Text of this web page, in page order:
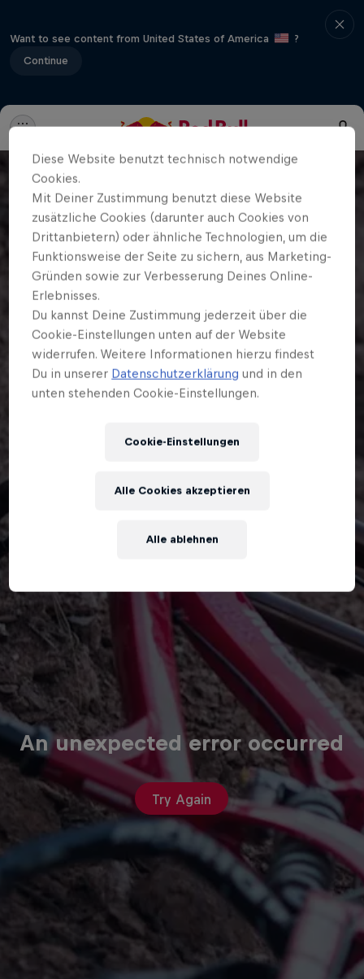
Want to see content from United States of America
?
Continue
An unexpected error occurred
Try Again
Diese Website benutzt technisch notwendige
Cookies.
Mit Deiner Zustimmung benutzt diese Website
zusätzliche Cookies (darunter auch Cookies von
Drittanbietern) oder ähnliche Technologien, um die
Funktionsweise der Seite zu sichern, aus Marketing-
Gründen sowie zur Verbesserung Deines Online-
Erlebnisses.
Du kannst Deine Zustimmung jederzeit über die
Cookie-Einstellungen unten auf der Website
widerrufen. Weitere Informationen hierzu findest
Du in unserer Datenschutzerklärung und in den
unten stehenden Cookie-Einstellungen.
Cookie-Einstellungen
Alle ablehnen
Alle Cookies akzeptieren